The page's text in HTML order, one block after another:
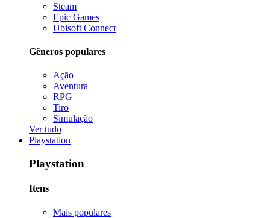
Steam
Epic Games
Ubisoft Connect
Gêneros populares
Ação
Aventura
RPG
Tiro
Simulação
Ver tudo
Playstation
Playstation
Itens
Mais populares